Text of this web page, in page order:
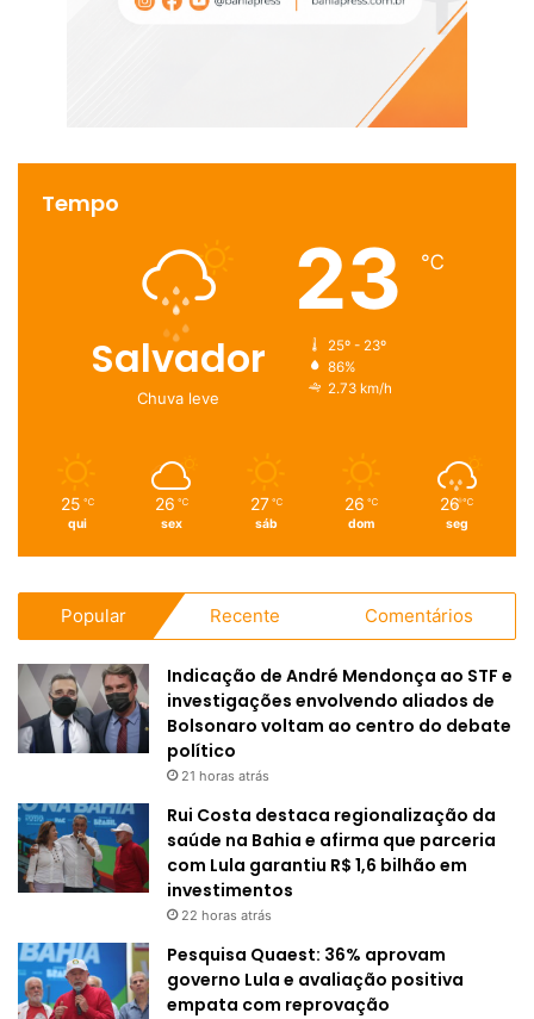
Tempo
Salvador
Chuva leve
23 ℃
25º - 23º
86%
2.73 km/h
25 ℃
qui
26 ℃
sex
27 ℃
sáb
26 ℃
dom
26 ℃
seg
Popular Recente Comentários
Indicação de André Mendonça ao STF e
investigações envolvendo aliados de
Bolsonaro voltam ao centro do debate
político
21 horas atrás
Rui Costa destaca regionalização da
saúde na Bahia e afirma que parceria
com Lula garantiu R$ 1,6 bilhão em
investimentos
22 horas atrás
Pesquisa Quaest: 36% aprovam
governo Lula e avaliação positiva
empata com reprovação